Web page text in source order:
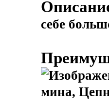
себе
мина,